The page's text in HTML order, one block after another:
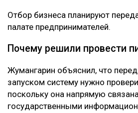
Отбор бизнеса планируют
палате предпринимателей.
Почему решили провести
Жумангарин объяснил, что
запуском систему нужно
поскольку она напрямую
государственными